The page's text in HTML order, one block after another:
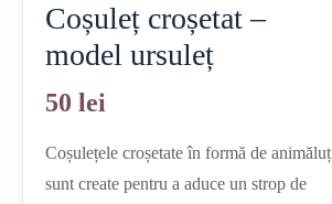
Coșuleț croșetat –
model ursuleț
50 lei
Coșulețele croșetate în formă de animăluț
sunt create pentru a aduce un strop de